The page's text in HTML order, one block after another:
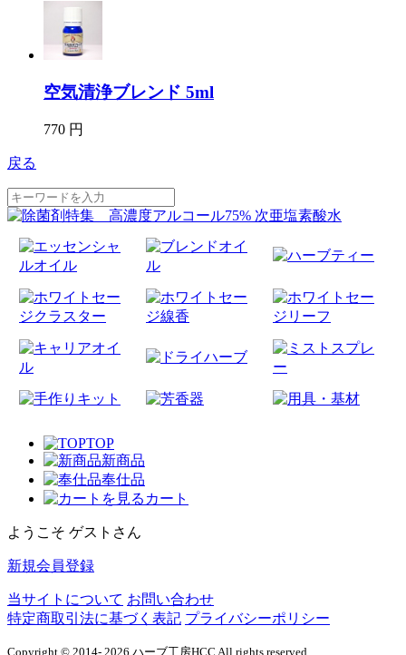
空気清浄ブレンド 5ml
770 円
戻る
TOP
新商品
奉仕品
カート
ようこそ ゲストさん
新規会員登録
当サイトについて お問い合わせ
特定商取引法に基づく表記 プライバシーポリシー
Copyright © 2014- 2026 ハーブ工房HCC All rights reserved.